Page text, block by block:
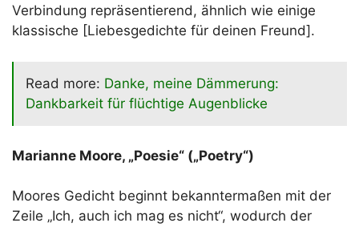
Verbindung repräsentierend, ähnlich wie einige
klassische [Liebesgedichte für deinen Freund].
Read more: Danke, meine Dämmerung:
Dankbarkeit für flüchtige Augenblicke
Marianne Moore, „Poesie“ („Poetry“)
Moores Gedicht beginnt bekanntermaßen mit der
Zeile „Ich, auch ich mag es nicht“, wodurch der